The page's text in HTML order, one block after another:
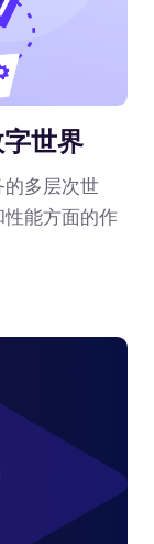
世界
多层次世
能方面的作